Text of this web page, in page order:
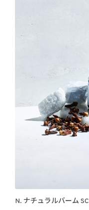
N. ナチュラルバーム SC